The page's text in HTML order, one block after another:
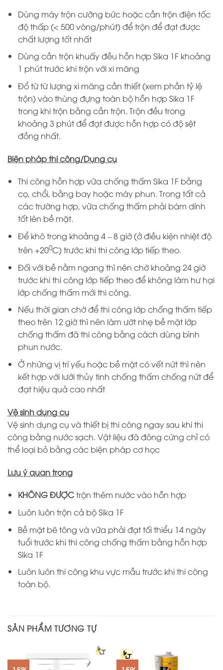
Dùng máy trộn cưỡng bức hoặc cần trộn điện tốc
độ thấp (< 500 vòng/phút) để trộn để đạt được
chất lượng tốt nhất
Dùng cần trộn khuấy đều hỗn hợp Sika 1F khoảng
1 phút trước khi trộn với xi măng
Đổ từ từ lượng xi măng cần thiết (xem phần tỷ lệ
trộn) vào thùng đựng toàn bộ hỗn hợp Sika 1F
trong khi trộn bằng cần trộn. Trộn đều trong
khoảng 3 phút để đạt được hỗn hợp có độ sệt
đồng nhất.
Biện pháp thi công/Dụng cụ
Thi công hỗn hợp vữa chống thấm Sika 1F bằng
cọ, chổi, bằng bay hoặc máy phun. Trong tất cả
các trường hợp, vữa chống thấm phải bám dính
tốt lên bề mặt.
Để khô trong khoảng 4 – 8 giờ (ở điều kiện nhiệt độ
trên +200C) trước khi thi công lớp tiếp theo.
Đối với bề nằm ngang thì nên chờ khoảng 24 giờ
trước khi thi công lớp tiếp theo để không làm hư hại
lớp chống thấm mới thi công.
Nếu thời gian chờ để thi công lớp chống thấm tiếp
theo trên 12 giờ thì nên làm ướt nhẹ bề mặt lớp
chống thấm đã thi công bằng cách dùng bình
phun nước.
Ở những vị trí yếu hoặc bề mặt có vết nứt thì nên
kết hợp với lưới thủy tinh chống thấm chống nứt để
đạt hiệu quả cao nhất
Vệ sinh dụng cụ
Vệ sinh dụng cụ và thiết bị thi công ngay sau khi thi
công bằng nước sạch. Vật liệu đã đông cứng chỉ có
thể loại bỏ bằng các biện pháp cơ học
Lưu ý quan trọng
KHÔNG ĐƯỢCtrộn thêm nước vào hỗn hợp
Luôn luôn trộn cả bộ Sika 1F
Bề mặt bê tông và vữa phải đạt tối thiểu 14 ngày
tuổi trước khi thi công chống thấm bằng hỗn hợp
Sika 1F
Luôn luôn thi công khu vực mẫu trước khi thi công
toàn bộ.
SẢN PHẨM TƯƠNG TỰ